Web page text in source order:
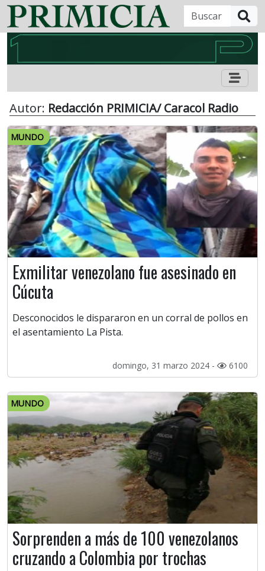
Autor: Redacción PRIMICIA/ Caracol Radio
MUNDO
Exmilitar venezolano fue asesinado en
Cúcuta
Desconocidos le dispararon en un corral de pollos en
el asentamiento La Pista.
domingo, 31 marzo 2024 - 6100
MUNDO
Sorprenden a más de 100 venezolanos
cruzando a Colombia por trochas